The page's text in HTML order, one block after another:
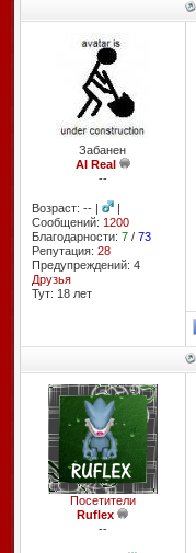
Забанен
AI Real
--
Возраст: -- |
|
Сообщений: 1200
Благодарности: 7/ 73
Репутация: 28
Предупреждений: 4
Друзья
Тут: 18 лет
Посетители
Ruflex
--